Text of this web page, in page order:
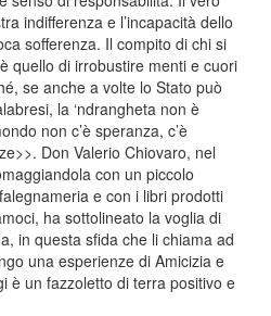
indifferenza e l’incapacità dello
sofferenza. Il compito di chi si
quello di irrobustire menti e cuori
se anche a volte lo Stato può
la ‘ndrangheta non è
non c’è speranza, c’è
Don Valerio Chiovaro, nel
con un piccolo
e con i libri prodotti
ha sottolineato la voglia di
in questa sfida che li chiama ad
una esperienze di Amicizia e
è un fazzoletto di terra positivo e